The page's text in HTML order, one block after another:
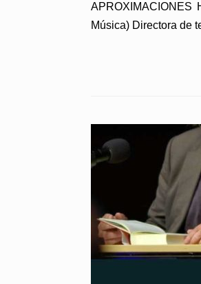
APROXIMACIONES
Música) Directora de